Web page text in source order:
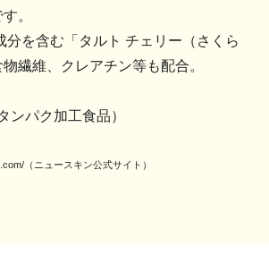
。
分を含む「タルト チェリー（さくら
繊維、クレアチン等も配合。
ンパク加工食品）
（ニュースキン公式サイト）